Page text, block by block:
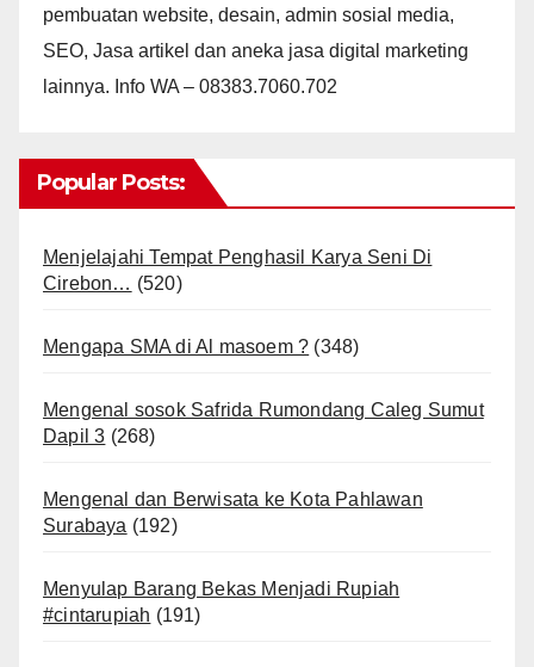
pembuatan website, desain, admin sosial media,
SEO, Jasa artikel dan aneka jasa digital marketing
lainnya. Info WA – 08383.7060.702
Popular Posts:
Menjelajahi Tempat Penghasil Karya Seni Di
Cirebon… (520)
Mengapa SMA di Al masoem ? (348)
Mengenal sosok Safrida Rumondang Caleg Sumut
Dapil 3 (268)
Mengenal dan Berwisata ke Kota Pahlawan
Surabaya (192)
Menyulap Barang Bekas Menjadi Rupiah
#cintarupiah (191)